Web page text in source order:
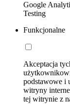
Google
Testing
Funkcjonalne
Akceptacja
podstawowe i
witryny
tej witrynie z